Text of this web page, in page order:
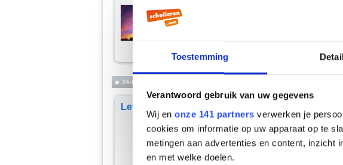
Toestemming
Verantwoord gebruik van uw gegevens
Wij en onze 141 partners verwerken je
cookies om informatie op uw apparaat op te
metingen aan advertenties en content, inzicht
en met welke doelen.
24-04-2008, 22:17
Lethe
Dark Phoenix schreef:
Hoi!
Hoi!